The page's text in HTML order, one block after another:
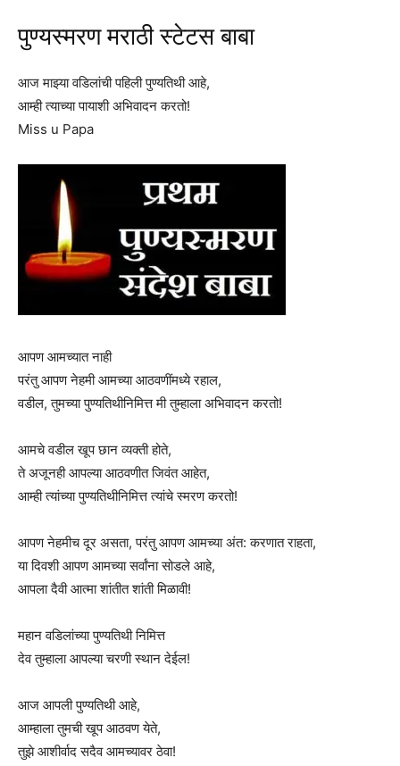
पुण्यस्मरण मराठी स्टेटस बाबा
आज माझ्या वडिलांची पहिली पुण्यतिथी आहे,
आम्ही त्याच्या पायाशी अभिवादन करतो!
Miss u Papa
आपण आमच्यात नाही
परंतु आपण नेहमी आमच्या आठवणींमध्ये रहाल,
वडील, तुमच्या पुण्यतिथीनिमित्त मी तुम्हाला अभिवादन करतो!
आमचे वडील खूप छान व्यक्ती होते,
ते अजूनही आपल्या आठवणीत जिवंत आहेत,
आम्ही त्यांच्या पुण्यतिथीनिमित्त त्यांचे स्मरण करतो!
आपण नेहमीच दूर असता, परंतु आपण आमच्या अंत: करणात राहता,
या दिवशी आपण आमच्या सर्वांना सोडले आहे,
आपला दैवी आत्मा शांतीत शांती मिळावी!
महान वडिलांच्या पुण्यतिथी निमित्त
देव तुम्हाला आपल्या चरणी स्थान देईल!
आज आपली पुण्यतिथी आहे,
आम्हाला तुमची खूप आठवण येते,
तुझे आशीर्वाद सदैव आमच्यावर ठेवा!